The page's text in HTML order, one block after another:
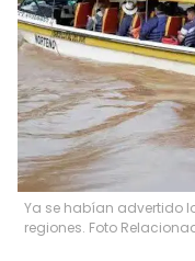
Ya se habían advertido
regiones. Foto